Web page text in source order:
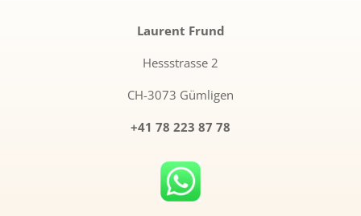
Laurent Frund
Hessstrasse 2
CH-3073 Gümligen
+41 78 223 87 78